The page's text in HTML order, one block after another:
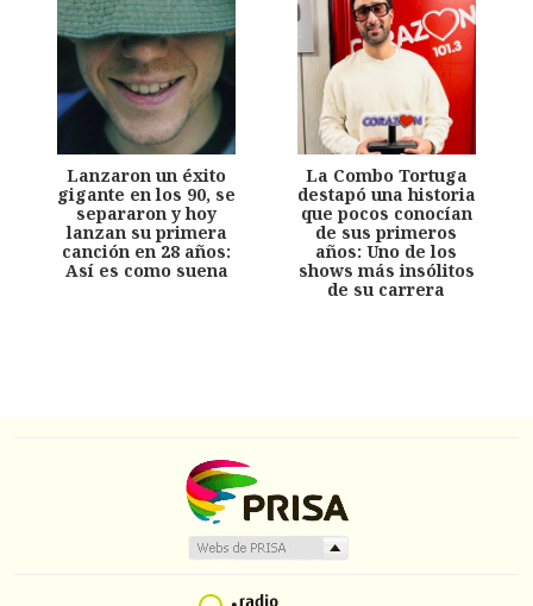
Lanzaron un éxito
gigante en los 90, se
separaron y hoy
lanzan su primera
canción en 28 años:
Así es como suena
La Combo Tortuga
destapó una historia
que pocos conocían
de sus primeros
años: Uno de los
shows más insólitos
de su carrera